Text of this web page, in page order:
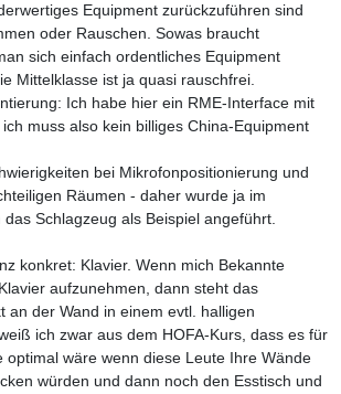
Equipment zurückzuführen sind
oder Rauschen. Sowas braucht
sich einfach ordentliches Equipment
Mittelklasse ist ja quasi rauschfrei.
Ich habe hier ein RME-Interface mit
muss also kein billiges China-Equipment
bei Mikrofonpositionierung und
Räumen - daher wurde ja im
Schlagzeug als Beispiel angeführt.
konkret: Klavier. Wenn mich Bekannte
aufzunehmen, dann steht das
an der Wand in einem evtl. halligen
ich zwar aus dem HOFA-Kurs, dass es für
optimal wäre wenn diese Leute Ihre Wände
würden und dann noch den Esstisch und